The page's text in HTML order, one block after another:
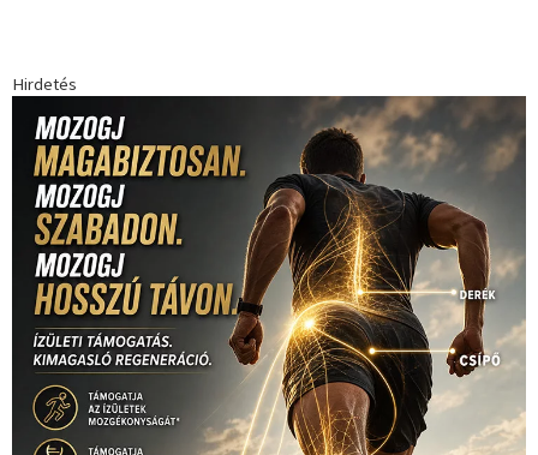
(181)Jégkorong(148)kajakkenu(138)karate(168)kickbox(204)
kosárlabda(166) Lewis Hamilton(168)
magyar
labdarúgóválogatott(148)Mercedes (244) motorsport(153)
Opel
Dakar Team(132)Rali Világbajnokság (122) Rendezvény(142)
rio
2016(373)sport Sportime Magazin(128)szabadidősport
(316) Szalay Balázs(126) tenisz(416) táplálkozás(155)utazás
(126)Video(247)világbajnokság (162) Világkupa(129)
vitorlázás
(222) vívás(174) (197) Érdi Mária(130)életmód(416)
úszás(361)
Hirdetés